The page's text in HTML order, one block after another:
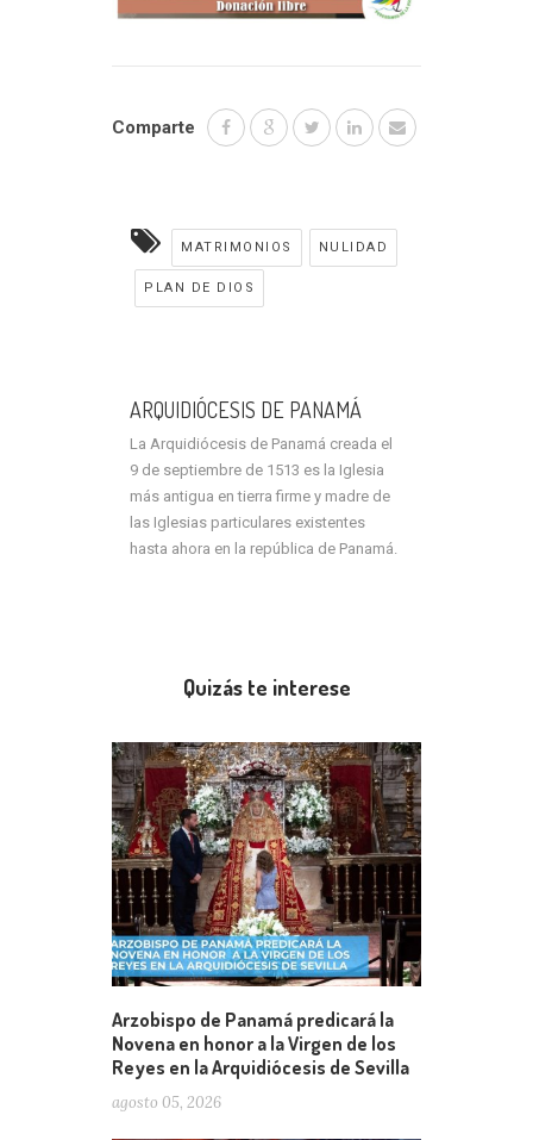
Comparte
MATRIMONIOS NULIDAD
PLAN DE DIOS
ARQUIDIÓCESIS DE PANAMÁ
La Arquidiócesis de Panamá creada el
9 de septiembre de 1513 es la Iglesia
más antigua en tierra firme y madre de
las Iglesias particulares existentes
hasta ahora en la república de Panamá.
Quizás te interese
Arzobispo de Panamá predicará la
Novena en honor a la Virgen de los
Reyes en la Arquidiócesis de Sevilla
agosto 05, 2026